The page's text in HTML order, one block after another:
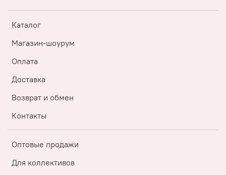
Каталог
Магазин-шоурум
Оплата
Доставка
Возврат и обмен
Контакты
Оптовые продажи
Для коллективов